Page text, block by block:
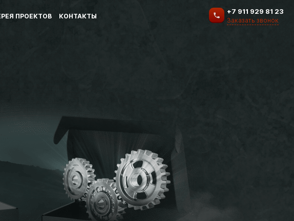
ПРОЕКТОВ КОНТАКТЫ
+7 911 929 81 23
Заказать звонок